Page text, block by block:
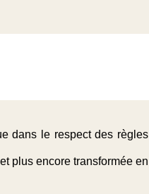
dans le respect des règles
plus encore transformée en